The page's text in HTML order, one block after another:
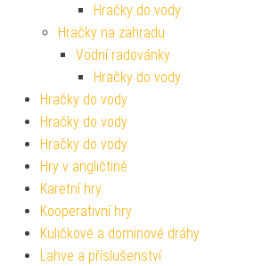
Hračky do vody
Hračky na zahradu
Vodní radovánky
Hračky do vody
Hračky do vody
Hračky do vody
Hračky do vody
Hry v angličtině
Karetní hry
Kooperativní hry
Kuličkové a dominové dráhy
Lahve a příslušenství